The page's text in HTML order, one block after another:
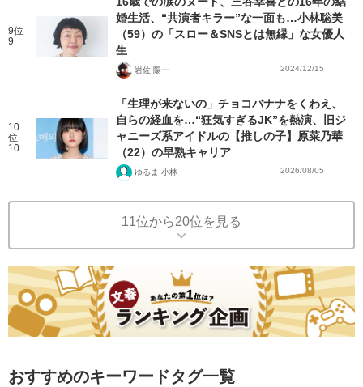
9位
9
婚生活、“共演者キラー”な一面も…小林聡美
（59）の「スロー＆SNSとは無縁」な女優人
生
岩佐 陽一 2024/12/15
10
位
10
「生理が来ないの」チョコバナナをくわえ、
自らの経血を…“狂気すぎるJK”を熱演、旧ジ
ャニーズ系アイドルの【推しの子】原菜乃華
（22）の早熟キャリア
ゆるま 小林 2026/08/05
11位から20位を見る
おすすめのキーワードタグ一覧